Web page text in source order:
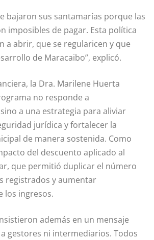
bajaron sus santamarías porque las
imposibles de pagar. Esta política
a abrir, que se regularicen y que
de Maracaibo”, explicó.
la Dra. Marilene Huerta
no responde a
a una estrategia para aliviar
jurídica y fortalecer la
de manera sostenida. Como
del descuento aplicado al
que permitió duplicar el número
registrados y aumentar
los ingresos.
además en un mensaje
gestores ni intermediarios. Todos